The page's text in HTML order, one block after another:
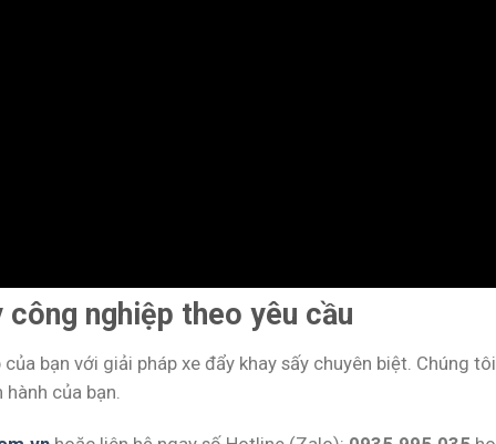
nghiệp theo yêu cầu
bạn với giải pháp xe đẩy khay sấy chuyên biệt. Chúng
của bạn.